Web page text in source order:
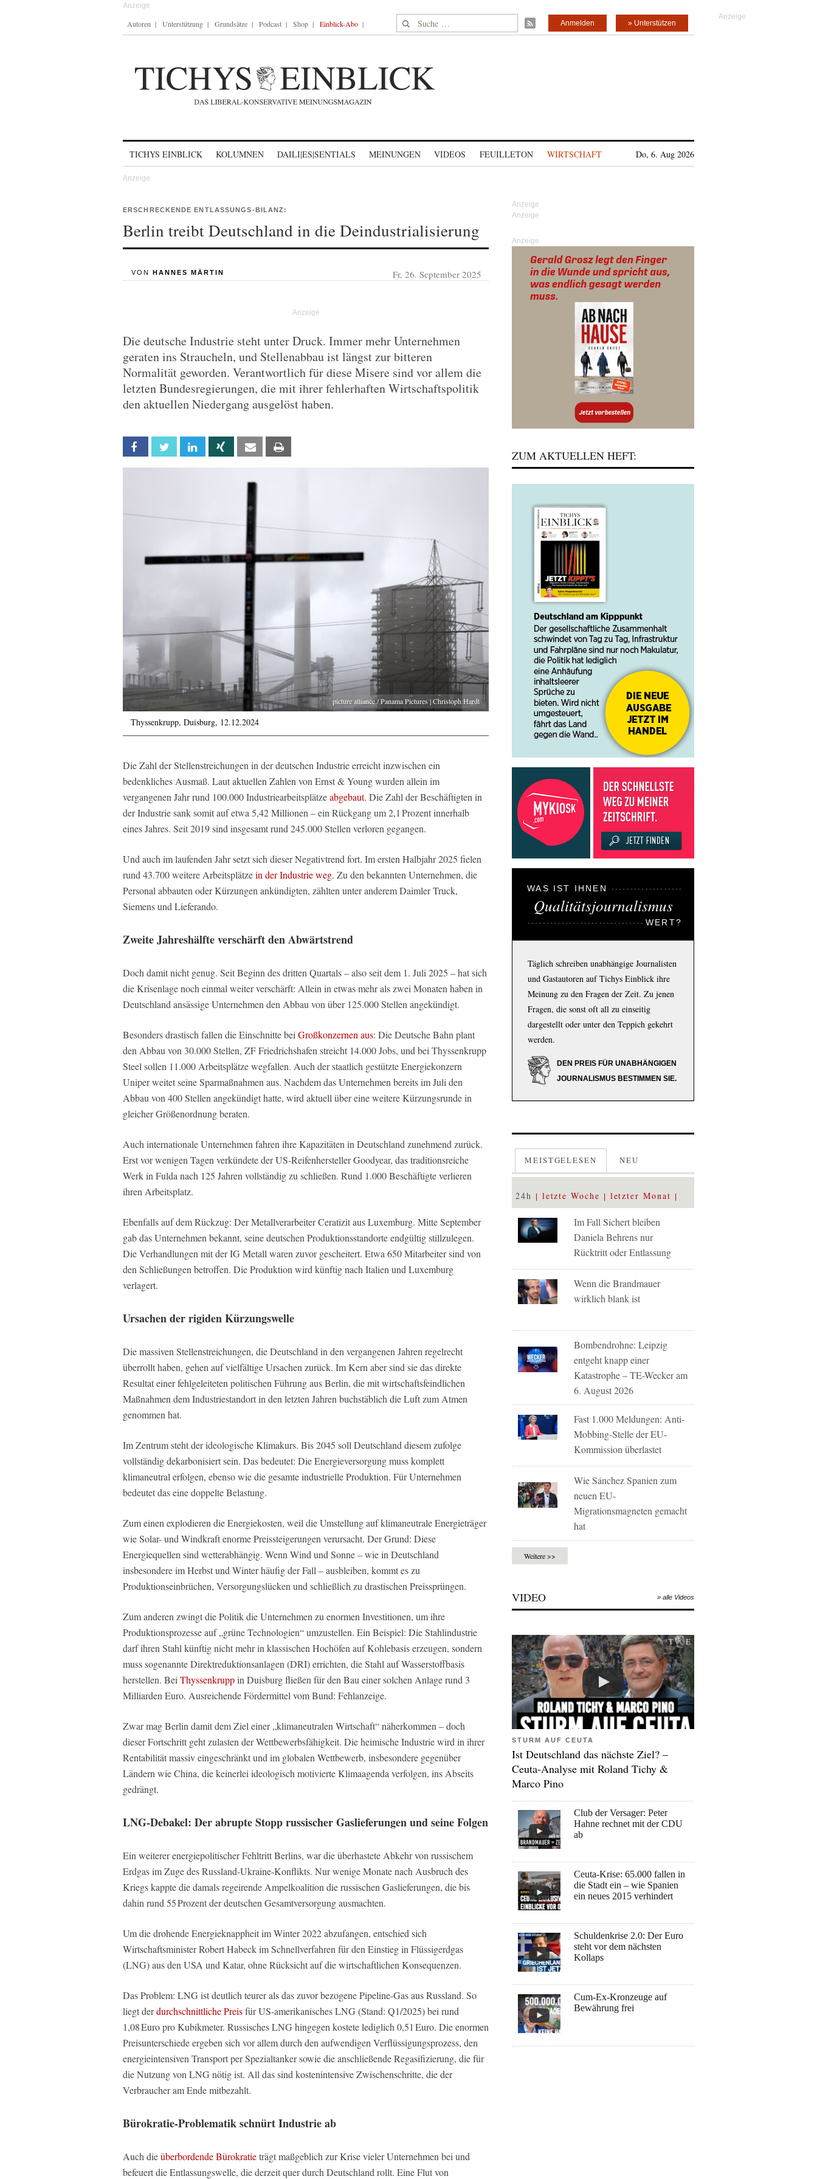
Autoren Unterstützung Grundsätze Podcast Shop Einblick-Abo Suche nach: » Unterstützen
Anmelden
TICHYS EINBLICK KOLUMNEN DAILI|ES|SENTIALS MEINUNGEN VIDEOS FEUILLETON WIRTSCHAFT Do, 6. Aug 2026
ERSCHRECKENDE ENTLASSUNGS-BILANZ:
Berlin treibt Deutschland in die Deindustrialisierung
VON HANNES MÄRTIN Fr, 26. September 2025
Die deutsche Industrie steht unter Druck. Immer mehr Unternehmen
geraten ins Straucheln, und Stellenabbau ist längst zur bitteren
Normalität geworden. Verantwortlich für diese Misere sind vor allem die
letzten Bundesregierungen, die mit ihrer fehlerhaften Wirtschaftspolitik
den aktuellen Niedergang ausgelöst haben.
Facebook Twitter Linkedin Xing Email
picture alliance / Panama Pictures | Christoph Hardt
Thyssenkrupp, Duisburg, 12.12.2024
Die Zahl der Stellenstreichungen in der deutschen Industrie erreicht inzwischen ein
bedenkliches Ausmaß. Laut aktuellen Zahlen von Ernst & Young wurden allein im
vergangenen Jahr rund 100.000 Industriearbeitsplätzeabgebaut. Die Zahl der Beschäftigten in
der Industrie sank somit auf etwa 5,42 Millionen – ein Rückgang um 2,1 Prozent innerhalb
eines Jahres. Seit 2019 sind insgesamt rund 245.000 Stellen verloren gegangen.
Und auch im laufenden Jahr setzt sich dieser Negativtrend fort. Im ersten Halbjahr 2025 fielen
rund 43.700 weitere Arbeitsplätzein der Industrie weg. Zu den bekannten Unternehmen, die
Personal abbauten oder Kürzungen ankündigten, zählten unter anderem Daimler Truck,
Siemens und Lieferando.
Zweite Jahreshälfte verschärft den Abwärtstrend
Doch damit nicht genug. Seit Beginn des dritten Quartals – also seit dem 1. Juli 2025 – hat sich
die Krisenlage noch einmal weiter verschärft: Allein in etwas mehr als zwei Monaten haben in
Deutschland ansässige Unternehmen den Abbau von über 125.000 Stellen angekündigt.
Besonders drastisch fallen die Einschnitte bei Großkonzernen aus: Die Deutsche Bahn plant
den Abbau von 30.000 Stellen, ZF Friedrichshafen streicht 14.000 Jobs, und bei Thyssenkrupp
Steel sollen 11.000 Arbeitsplätze wegfallen. Auch der staatlich gestützte Energiekonzern
Uniper weitet seine Sparmaßnahmen aus. Nachdem das Unternehmen bereits im Juli den
Abbau von 400 Stellen angekündigt hatte, wird aktuell über eine weitere Kürzungsrunde in
gleicher Größenordnung beraten.
Auch internationale Unternehmen fahren ihre Kapazitäten in Deutschland zunehmend zurück.
Erst vor wenigen Tagen verkündete der US-Reifenhersteller Goodyear, das traditionsreiche
Werk in Fulda nach 125 Jahren vollständig zu schließen. Rund 1.000 Beschäftigte verlieren
ihren Arbeitsplatz.
Ebenfalls auf dem Rückzug: Der Metallverarbeiter Ceratizit aus Luxemburg. Mitte September
gab das Unternehmen bekannt, seine deutschen Produktionsstandorte endgültig stillzulegen.
Die Verhandlungen mit der IG Metall waren zuvor gescheitert. Etwa 650 Mitarbeiter sind von
den Schließungen betroffen. Die Produktion wird künftig nach Italien und Luxemburg
verlagert.
Ursachen der rigiden Kürzungswelle
Die massiven Stellenstreichungen, die Deutschland in den vergangenen Jahren regelrecht
überrollt haben, gehen auf vielfältige Ursachen zurück. Im Kern aber sind sie das direkte
Resultat einer fehlgeleiteten politischen Führung aus Berlin, die mit wirtschaftsfeindlichen
Maßnahmen dem Industriestandort in den letzten Jahren buchstäblich die Luft zum Atmen
genommen hat.
Im Zentrum steht der ideologische Klimakurs. Bis 2045 soll Deutschland diesem zufolge
vollständig dekarbonisiert sein. Das bedeutet: Die Energieversorgung muss komplett
klimaneutral erfolgen, ebenso wie die gesamte industrielle Produktion. Für Unternehmen
bedeutet das eine doppelte Belastung.
Zum einen explodieren die Energiekosten, weil die Umstellung auf klimaneutrale Energieträger
wie Solar- und Windkraft enorme Preissteigerungen verursacht. Der Grund: Diese
Energiequellen sind wetterabhängig. Wenn Wind und Sonne – wie in Deutschland
insbesondere im Herbst und Winter häufig der Fall – ausbleiben, kommt es zu
Produktionseinbrüchen, Versorgungslücken und schließlich zu drastischen Preissprüngen.
Zum anderen zwingt die Politik die Unternehmen zu enormen Investitionen, um ihre
Produktionsprozesse auf „grüne Technologien“ umzustellen. Ein Beispiel: Die Stahlindustrie
darf ihren Stahl künftig nicht mehr in klassischen Hochöfen auf Kohlebasis erzeugen, sondern
muss sogenannte Direktreduktionsanlagen (DRI) errichten, die Stahl auf Wasserstoffbasis
herstellen. Bei Thyssenkruppin Duisburg fließen für den Bau einer solchen Anlage rund 3
Milliarden Euro. Ausreichende Fördermittel vom Bund: Fehlanzeige.
Zwar mag Berlin damit dem Ziel einer „klimaneutralen Wirtschaft“ näherkommen – doch
dieser Fortschritt geht zulasten der Wettbewerbsfähigkeit. Die heimische Industrie wird in ihrer
Rentabilität massiv eingeschränkt und im globalen Wettbewerb, insbesondere gegenüber
Ländern wie China, die keinerlei ideologisch motivierte Klimaagenda verfolgen, ins Abseits
gedrängt.
LNG-Debakel: Der abrupte Stopp russischer Gaslieferungen und seine Folgen
Ein weiterer energiepolitischer Fehltritt Berlins, war die überhastete Abkehr von russischem
Erdgas im Zuge des Russland-Ukraine-Konflikts. Nur wenige Monate nach Ausbruch des
Kriegs kappte die damals regeirende Ampelkoalition die russischen Gaslieferungen, die bis
dahin rund 55 Prozent der deutschen Gesamtversorgung ausmachten.
Um die drohende Energieknappheit im Winter 2022 abzufangen, entschied sich
Wirtschaftsminister Robert Habeck im Schnellverfahren für den Einstieg in Flüssigerdgas
(LNG) aus den USA und Katar, ohne Rücksicht auf die wirtschaftlichen Konsequenzen.
Das Problem: LNG ist deutlich teurer als das zuvor bezogene Pipeline-Gas aus Russland. So
liegt derdurchschnittliche Preisfür US-amerikanisches LNG (Stand: Q1/2025) bei rund
1,08 Euro pro Kubikmeter. Russisches LNG hingegen kostete lediglich 0,51 Euro. Die enormen
Preisunterschiede ergeben sich vor allem durch den aufwendigen Verflüssigungsprozess, den
energieintensiven Transport per Spezialtanker sowie die anschließende Regasifizierung, die für
die Nutzung von LNG nötig ist. All das sind kostenintensive Zwischenschritte, die der
Verbraucher am Ende mitbezahlt.
Bürokratie-Problematik schnürt Industrie ab
Auch dieüberbordende Bürokratieträgt maßgeblich zur Krise vieler Unternehmen bei und
befeuert die Entlassungswelle, die derzeit quer durch Deutschland rollt. Eine Flut von
Anzeige
ZUM AKTUELLEN HEFT:
WAS IST IHNEN
Qualitätsjournalismus
WERT?
Täglich schreiben unabhängige Journalisten
und Gastautoren auf Tichys Einblick ihre
Meinung zu den Fragen der Zeit. Zu jenen
Fragen, die sonst oft all zu einseitig
dargestellt oder unter den Teppich gekehrt
werden.
DEN PREIS FÜR UNABHÄNGIGEN
JOURNALISMUS BESTIMMEN SIE.
MEISTGELESEN NEU
24h letzte Woche letzter Monat
Im Fall Sichert bleiben
Daniela Behrens nur
Rücktritt oder Entlassung
Wenn die Brandmauer
wirklich blank ist
Bombendrohne: Leipzig
entgeht knapp einer
Katastrophe – TE-Wecker am
6. August 2026
Fast 1.000 Meldungen: Anti-
Mobbing-Stelle der EU-
Kommission überlastet
Wie Sánchez Spanien zum
neuen EU-
Migrationsmagneten gemacht
hat
Weitere >>
VIDEO » alle Videos
STURM AUF CEUTA
Ist Deutschland das nächste Ziel? –
Ceuta-Analyse mit Roland Tichy &
Marco Pino
Club der Versager: Peter
Hahne rechnet mit der CDU
ab
Ceuta-Krise: 65.000 fallen in
die Stadt ein – wie Spanien
ein neues 2015 verhindert
Schuldenkrise 2.0: Der Euro
steht vor dem nächsten
Kollaps
Cum-Ex-Kronzeuge auf
Bewährung frei